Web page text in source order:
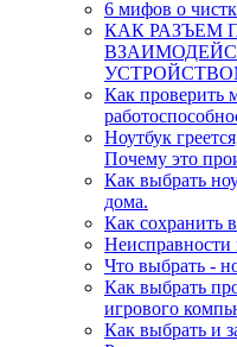
6 мифов о
КАК РАЗЪЕМ
Как проверить
Ноутбук
Почему это
Как выбрать
дома.
Как сохранить
Неисправности
Что выбрать -
Как выбрать
игрового
Как выбрать и